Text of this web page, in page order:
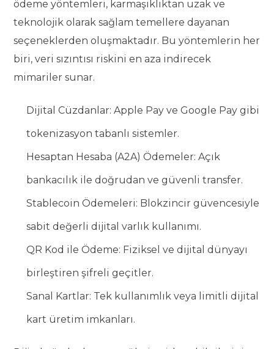
ödeme yöntemleri, karmaşıklıktan uzak ve
teknolojik olarak sağlam temellere dayanan
seçeneklerden oluşmaktadır. Bu yöntemlerin her
biri, veri sızıntısı riskini en aza indirecek
mimariler sunar.
Dijital Cüzdanlar: Apple Pay ve Google Pay gibi
tokenizasyon tabanlı sistemler.
Hesaptan Hesaba (A2A) Ödemeler: Açık
bankacılık ile doğrudan ve güvenli transfer.
Stablecoin Ödemeleri: Blokzincir güvencesiyle
sabit değerli dijital varlık kullanımı.
QR Kod ile Ödeme: Fiziksel ve dijital dünyayı
birleştiren şifreli geçitler.
Sanal Kartlar: Tek kullanımlık veya limitli dijital
kart üretim imkanları.